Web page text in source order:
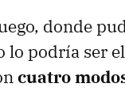
donde
lo podría ser
cuatro